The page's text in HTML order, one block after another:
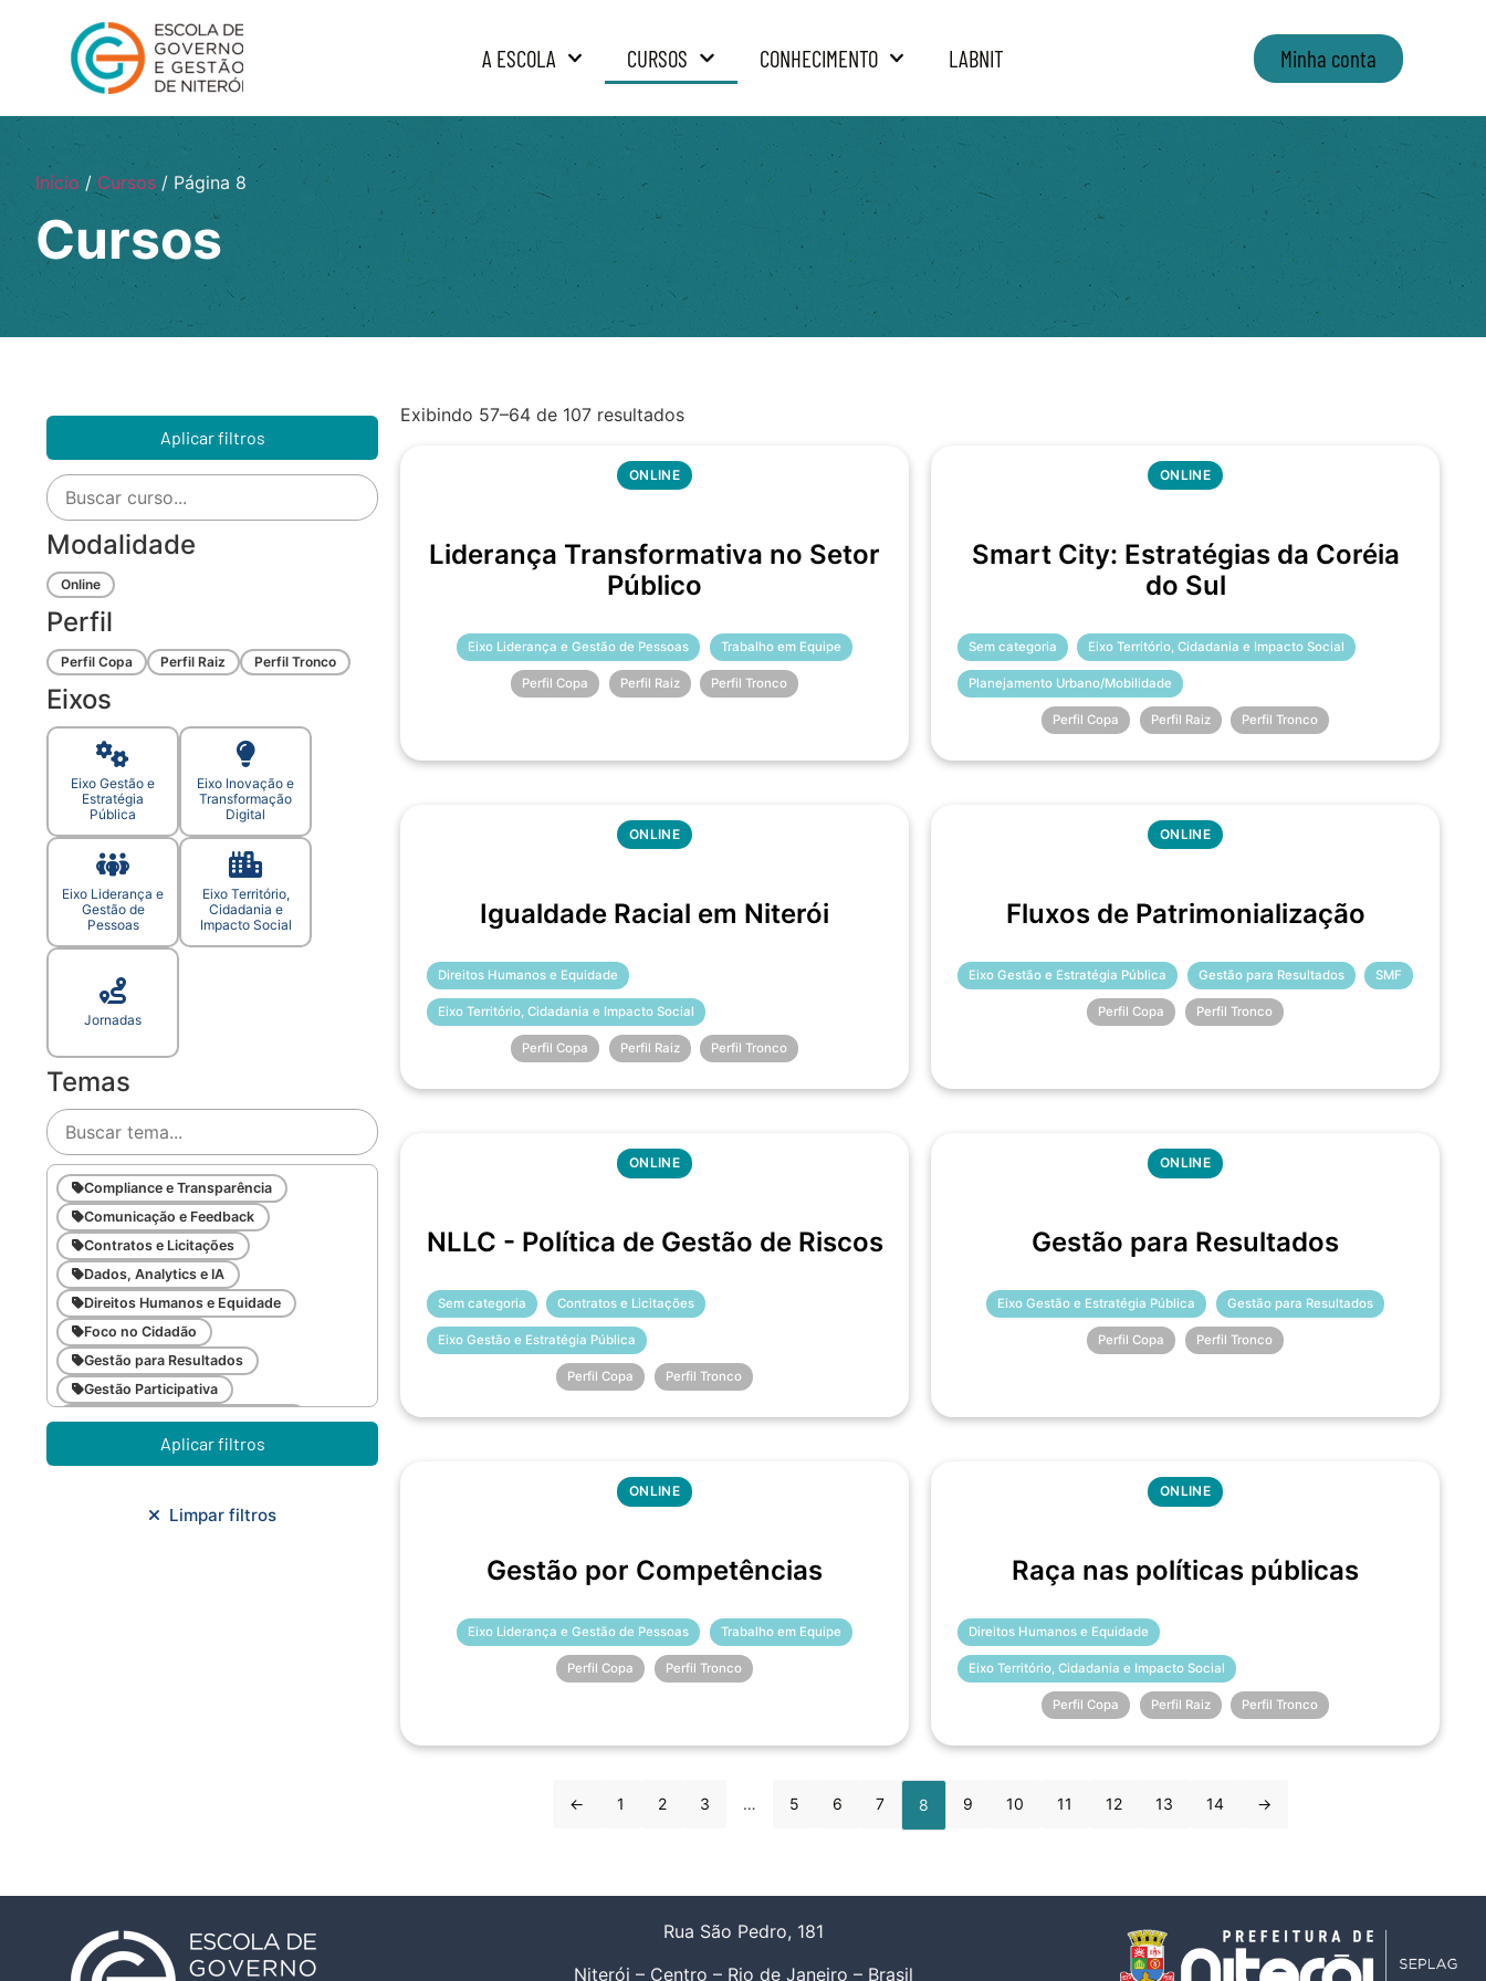
A ESCOLA CURSOS CONHECIMENTO LABNIT Minha conta
Início/Cursos/ Página 8
Cursos
Aplicar filtros
Modalidade
Online
Perfil
Perfil Copa Perfil Raiz Perfil Tronco
Eixos
Eixo Gestão e
Estratégia
Pública
Eixo Inovação e
Transformação
Digital
Eixo Liderança e
Gestão de
Pessoas
Eixo Território,
Cidadania e
Impacto Social
Jornadas
Temas
Compliance e Transparência
Comunicação e Feedback
Contratos e Licitações
Dados, Analytics e IA
Direitos Humanos e Equidade
Foco no Cidadão
Gestão para Resultados
Gestão Participativa
Inovação e Gestão da Mudança
Inteligência Emocional
Meio Ambiente e Sustentabilidade
Aplicar filtros
Limpar filtros
Exibindo 57–64 de 107 resultados
ONLINE
Liderança Transformativa no Setor
Público
Eixo Liderança e Gestão de Pessoas Trabalho em Equipe
Perfil Copa Perfil Raiz Perfil Tronco
ONLINE
Smart City: Estratégias da Coréia
do Sul
Sem categoria Eixo Território, Cidadania e Impacto Social
Planejamento Urbano/Mobilidade
Perfil Copa Perfil Raiz Perfil Tronco
ONLINE
Igualdade Racial em Niterói
Direitos Humanos e Equidade
Eixo Território, Cidadania e Impacto Social
Perfil Copa Perfil Raiz Perfil Tronco
ONLINE
Fluxos de Patrimonialização
Eixo Gestão e Estratégia Pública Gestão para Resultados SMF
Perfil Copa Perfil Tronco
ONLINE
NLLC - Política de Gestão de Riscos
Sem categoria Contratos e Licitações
Eixo Gestão e Estratégia Pública
Perfil Copa Perfil Tronco
ONLINE
Gestão para Resultados
Eixo Gestão e Estratégia Pública Gestão para Resultados
Perfil Copa Perfil Tronco
ONLINE
Gestão por Competências
Eixo Liderança e Gestão de Pessoas Trabalho em Equipe
Perfil Copa Perfil Tronco
ONLINE
Raça nas políticas públicas
Direitos Humanos e Equidade
Eixo Território, Cidadania e Impacto Social
Perfil Copa Perfil Raiz Perfil Tronco
← 1 2 3 … 5 6 7 8 9 10 11 12 13 14 →
Rua São Pedro, 181
Niterói – Centro – Rio de Janeiro – Brasil